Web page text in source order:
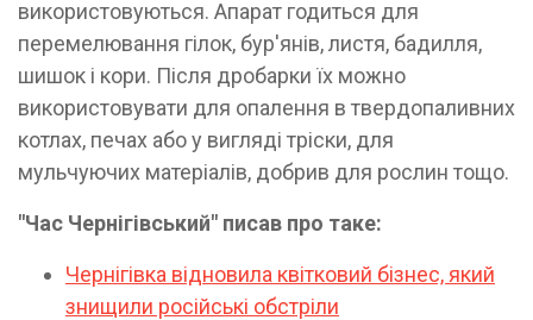
використовуються. Апарат годиться для
перемелювання гілок, бур'янів, листя, бадилля,
шишок і кори. Після дробарки їх можно
використовувати для опалення в твердопаливних
котлах, печах або у вигляді тріски, для
мульчуючих матеріалів, добрив для рослин тощо.
"Час Чернігівський" писав про таке:
Чернігівка відновила квітковий бізнес, який
знищили російські обстріли